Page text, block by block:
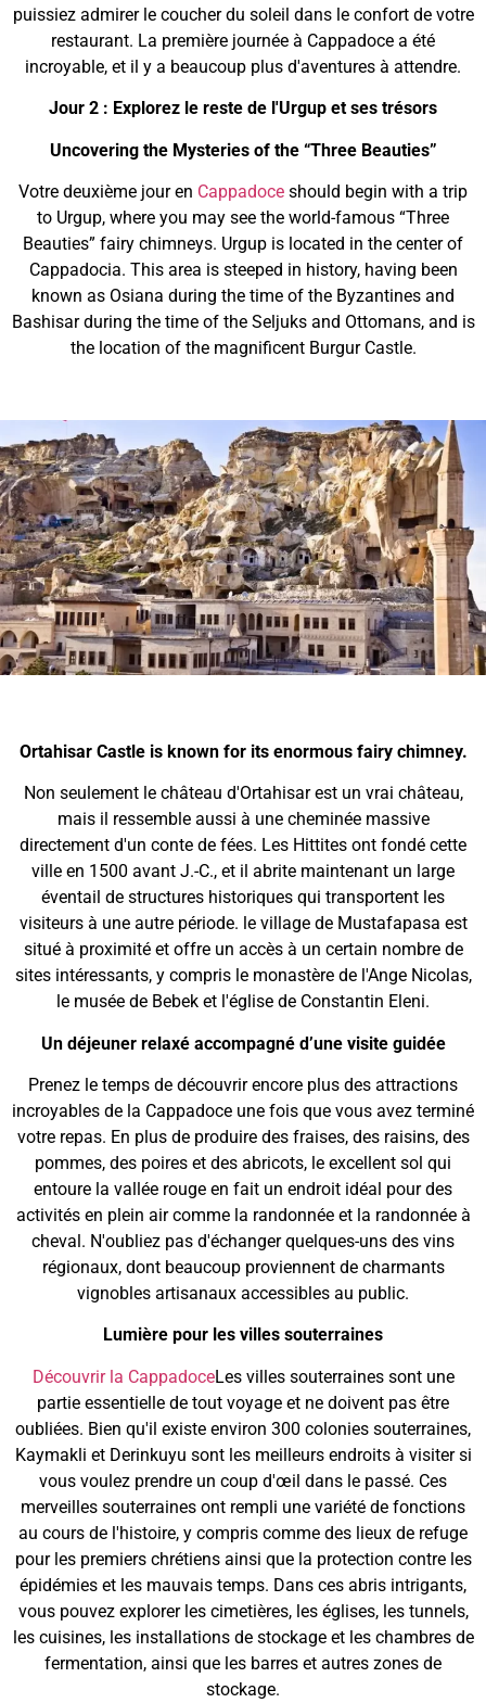
puissiez admirer le coucher du soleil dans le confort de votre
restaurant. La première journée à Cappadoce a été
incroyable, et il y a beaucoup plus d'aventures à attendre.
Jour 2 : Explorez le reste de l'Urgup et ses trésors
Uncovering the Mysteries of the “Three Beauties”
Votre deuxième jour en Cappadoce should begin with a trip
to Urgup, where you may see the world-famous “Three
Beauties” fairy chimneys. Urgup is located in the center of
Cappadocia. This area is steeped in history, having been
known as Osiana during the time of the Byzantines and
Bashisar during the time of the Seljuks and Ottomans, and is
the location of the magnificent Burgur Castle.
Ortahisar Castle is known for its enormous fairy chimney.
Non seulement le château d'Ortahisar est un vrai château,
mais il ressemble aussi à une cheminée massive
directement d'un conte de fées. Les Hittites ont fondé cette
ville en 1500 avant J.-C., et il abrite maintenant un large
éventail de structures historiques qui transportent les
visiteurs à une autre période. le village de Mustafapasa est
situé à proximité et offre un accès à un certain nombre de
sites intéressants, y compris le monastère de l'Ange Nicolas,
le musée de Bebek et l'église de Constantin Eleni.
Un déjeuner relaxé accompagné d’une visite guidée
Prenez le temps de découvrir encore plus des attractions
incroyables de la Cappadoce une fois que vous avez terminé
votre repas. En plus de produire des fraises, des raisins, des
pommes, des poires et des abricots, le excellent sol qui
entoure la vallée rouge en fait un endroit idéal pour des
activités en plein air comme la randonnée et la randonnée à
cheval. N'oubliez pas d'échanger quelques-uns des vins
régionaux, dont beaucoup proviennent de charmants
vignobles artisanaux accessibles au public.
Lumière pour les villes souterraines
Découvrir la CappadoceLes villes souterraines sont une
partie essentielle de tout voyage et ne doivent pas être
oubliées. Bien qu'il existe environ 300 colonies souterraines,
Kaymakli et Derinkuyu sont les meilleurs endroits à visiter si
vous voulez prendre un coup d'œil dans le passé. Ces
merveilles souterraines ont rempli une variété de fonctions
au cours de l'histoire, y compris comme des lieux de refuge
pour les premiers chrétiens ainsi que la protection contre les
épidémies et les mauvais temps. Dans ces abris intrigants,
vous pouvez explorer les cimetières, les églises, les tunnels,
les cuisines, les installations de stockage et les chambres de
fermentation, ainsi que les barres et autres zones de
stockage.